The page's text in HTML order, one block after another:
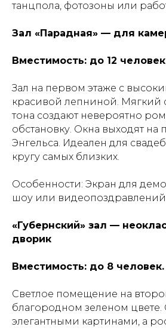
танцпола, фотозоны или
Зал «Парадная» — для
Вместимость: до 12
Зал на первом этаже с
красивой лепниной. Мягкий
тона создают невероятно
обстановку. Окна выходят на
Энгельса. Идеален для
кругу самых близких.
Особенности: Экран для
шоу или
«Губернский» зал —
дворик
Вместимость: до 8 человек.
Светлое помещение на
благородном зеленом
элегантными картинами, а